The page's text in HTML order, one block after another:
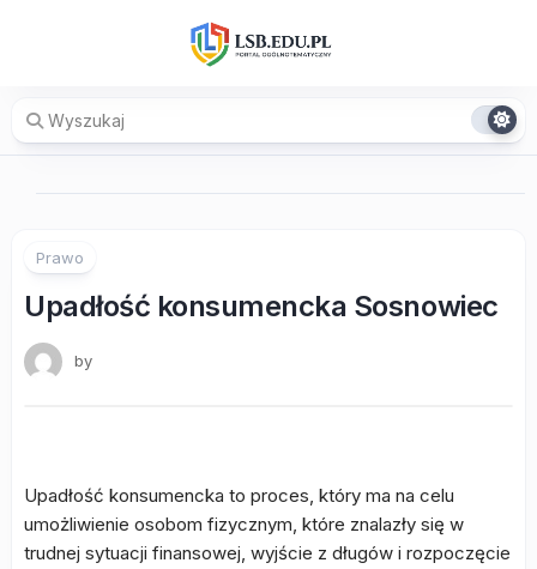
Prawo
Upadłość konsumencka Sosnowiec
by
Upadłość konsumencka to proces, który ma na celu
umożliwienie osobom fizycznym, które znalazły się w
trudnej sytuacji finansowej, wyjście z długów i rozpoczęcie